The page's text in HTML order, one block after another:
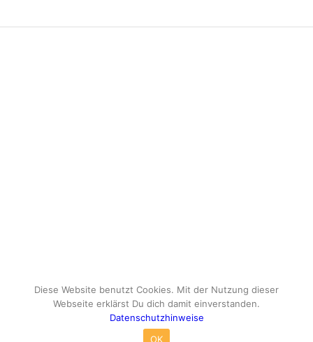
© Copyright - travelox.de - Sebastian Tuke
Diese Website benutzt Cookies. Mit der Nutzung dieser
Webseite erklärst Du dich damit einverstanden.
Datenschutzhinweise
OK